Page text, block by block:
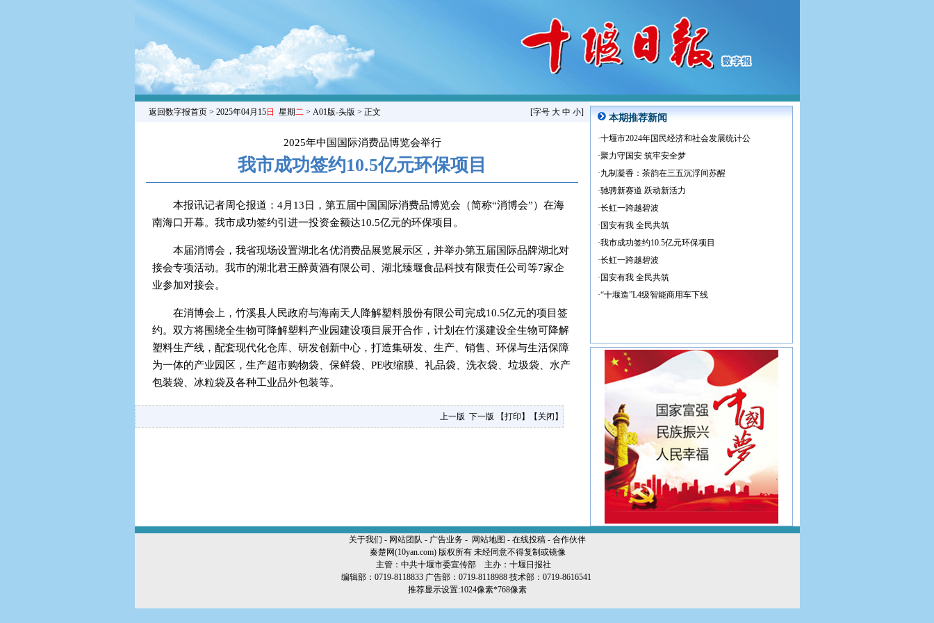
返回数字报首页> 2025年04月15日 星期二> A01版-头版 > 正文 [字号 大 中 小]
2025年中国国际消费品博览会举行
我市成功签约10.5亿元环保项目
本报讯记者周仑报道：4月13日，第五届中国国际消费品博览会（简称“消博会”）在海
南海口开幕。我市成功签约引进一投资金额达10.5亿元的环保项目。
本届消博会，我省现场设置湖北名优消费品展览展示区，并举办第五届国际品牌湖北对
接会专项活动。我市的湖北君王醉黄酒有限公司、湖北臻堰食品科技有限责任公司等7家企
业参加对接会。
在消博会上，竹溪县人民政府与海南天人降解塑料股份有限公司完成10.5亿元的项目签
约。双方将围绕全生物可降解塑料产业园建设项目展开合作，计划在竹溪建设全生物可降解
塑料生产线，配套现代化仓库、研发创新中心，打造集研发、生产、销售、环保与生活保障
为一体的产业园区，生产超市购物袋、保鲜袋、PE收缩膜、礼品袋、洗衣袋、垃圾袋、水产
包装袋、冰粒袋及各种工业品外包装等。
上一版 下一版 【打印 】【 关闭 】
本期推荐新闻
·十堰市2024年国民经济和社会发展统计公
·聚力守国安 筑牢安全梦
·九制凝香：茶韵在三五沉浮间苏醒
·驰骋新赛道 跃动新活力
·长虹一跨越碧波
· 国安有我 全民共筑
·我市成功签约10.5亿元环保项目
·长虹一跨越碧波
· 国安有我 全民共筑
·“十堰造”L4级智能商用车下线
关于我们 - 网站团队 - 广告业务 - 网站地图 - 在线投稿 - 合作伙伴
秦楚网(10yan.com) 版权所有 未经同意不得复制或镜像
主管：中共十堰市委宣传部 主办：十堰日报社
编辑部：0719-8118833 广告部：0719-8118988 技术部：0719-8616541
推荐显示设置:1024像素*768像素